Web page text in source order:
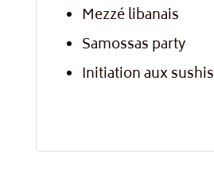
Mezzé libanais
Samossas party
Initiation aux sushis